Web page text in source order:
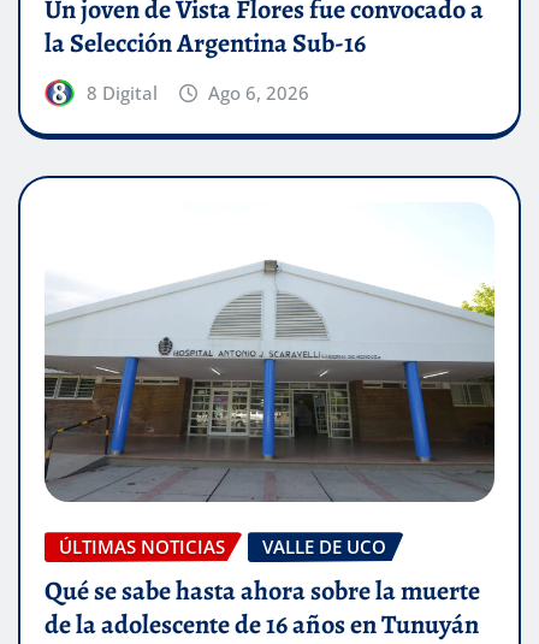
Un joven de Vista Flores fue convocado a
la Selección Argentina Sub-16
8 Digital Ago 6, 2026
ÚLTIMAS NOTICIAS VALLE DE UCO
Qué se sabe hasta ahora sobre la muerte
de la adolescente de 16 años en Tunuyán